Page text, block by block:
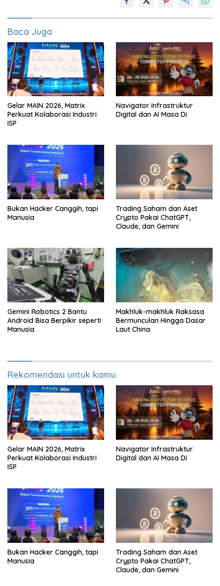
Baca Juga
Gelar MAIN 2026, Matrix
Perkuat Kolaborasi Industri
ISP
Navigator Infrastruktur
Digital dan AI Masa Di
Bukan Hacker Canggih, tapi
Manusia
Trading Saham dan Aset
Crypto Pakai ChatGPT,
Claude, dan Gemini
Gemini Robotics 2 Bantu
Android Bisa Berpikir seperti
Manusia
Makhluk-makhluk Raksasa
Bermunculan Hingga Dasar
Laut China
Rekomendasi untuk kamu
Gelar MAIN 2026, Matrix
Perkuat Kolaborasi Industri
ISP
Navigator Infrastruktur
Digital dan AI Masa Di
Bukan Hacker Canggih, tapi
Manusia
Trading Saham dan Aset
Crypto Pakai ChatGPT,
Claude, dan Gemini